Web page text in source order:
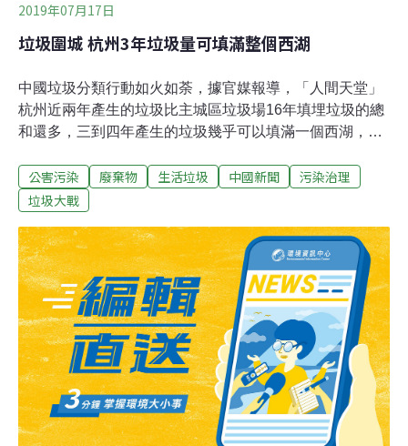
2019年07月17日
垃圾圍城 杭州3年垃圾量可填滿整個西湖
中國垃圾分類行動如火如荼，據官媒報導，「人間天堂」
杭州近兩年產生的垃圾比主城區垃圾場16年填埋垃圾的總
和還多，三到四年產生的垃圾幾乎可以填滿一個西湖，垃
活垃圾多達4億噸，並且正以每年8%的速度在遞增，早在
2004年就已經成為世界第一垃圾製造大國。據住建部2018
也因此中國600多座大中城市中，2/3陷入垃圾包圍之中，
1/4城市已沒有堆放垃圾的合適場所，終結垃圾填埋的粗放
處理方式，已經成為城市管理最棘手的燙手山芋。因此，
垃圾焚燒、分類處理、無害化回收等新進垃圾處理辦法，
目前都在緊鑼密鼓的進行，但關鍵就是要實施垃圾分類；
報導強調，各大城市不解決分類問題，再先進的辦法，也
都無用武之地。
公害污染 廢棄物 生活垃圾 中國新聞
污染治理
垃圾大戰